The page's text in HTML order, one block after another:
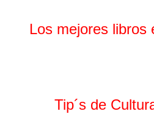
Los mejores libros
Tip´s de